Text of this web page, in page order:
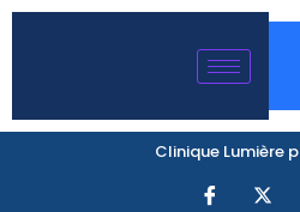
Clinique Lumière